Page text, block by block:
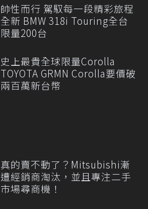
帥性而行 駕馭每一段精彩旅程
全新 BMW 318i Touring全台
限量200台
史上最貴全球限量Corolla
TOYOTA GRMN Corolla要價破
兩百萬新台幣
真的賣不動了？Mitsubishi漸
遭經銷商淘汰，並且專注二手
市場尋商機！